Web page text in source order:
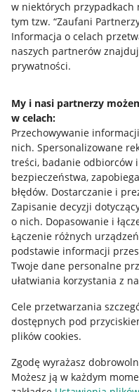
w niektórych przypadkach
tym tzw. “Zaufani
Informacja o celach
naszych partnerów
prywatności.
My i nasi partnerzy
w celach:
Przechowywanie
nich. Spersonalizowane
treści, badanie odbiorców
bezpieczeństwa,
błędów. Dostarczanie i
Zapisanie decyzji
o nich. Dopasowanie i
Łączenie różnych urządzeń
podstawie informacji
Twoje dane personalne
ułatwiania korzystania z
Cele przetwarzania
dostępnych pod
plików cookies.
Zgodę wyrażasz
Możesz ją w każdym
Przydatne informacje
Jak to działa
Allegro Gadane dla
Allegro Gadane dla
Mapa miejscowości
Informacje prawne
Regulamin
Polityka plików "cookies"
Ustawienia plików
Udostępnianie lokalizacji
Informacje dla Aktu o
Pobierz aplikację